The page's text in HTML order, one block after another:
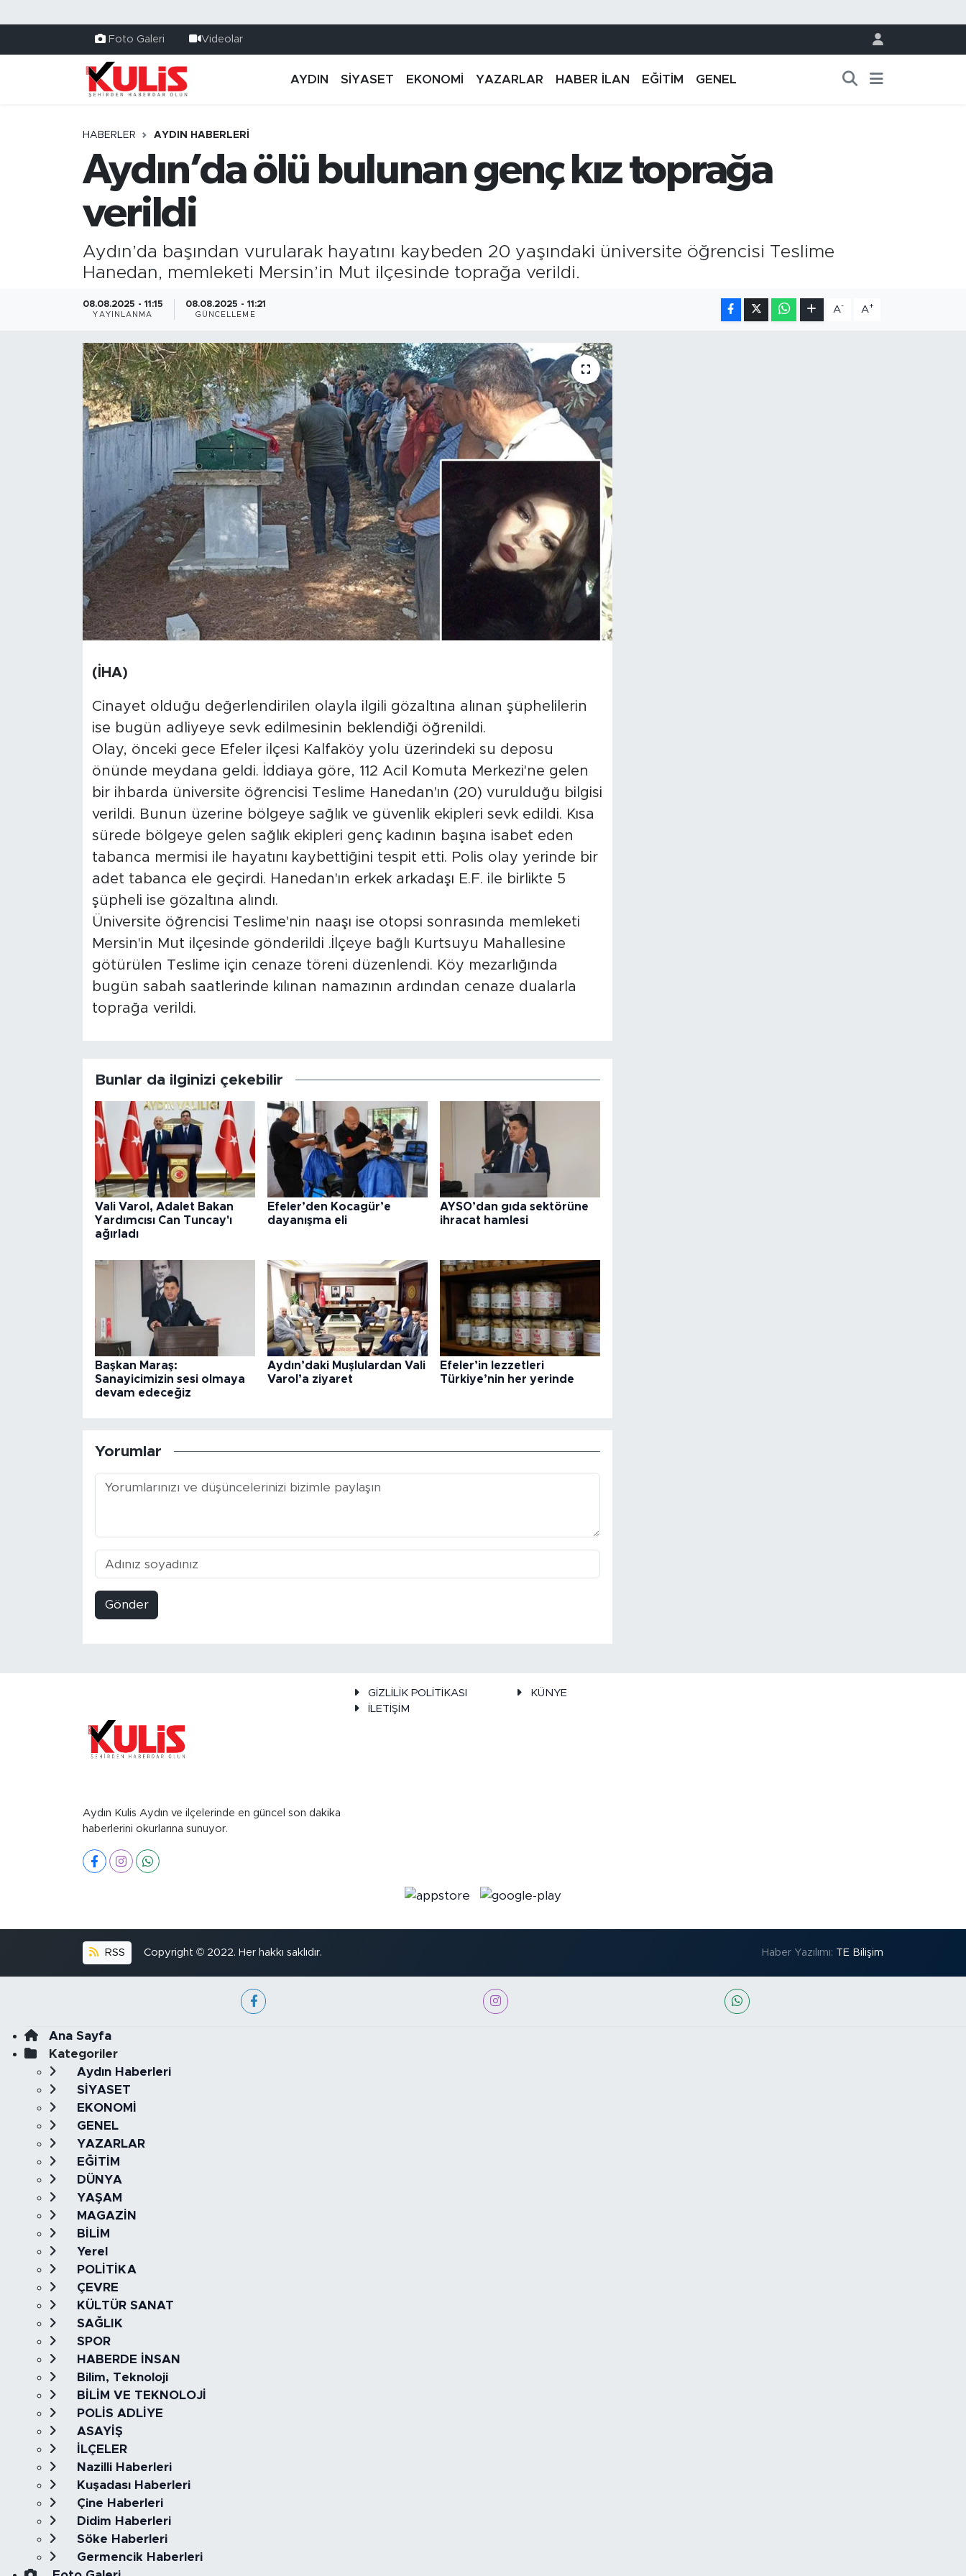
Foto Galeri Videolar
AYDIN SİYASET EKONOMİ YAZARLAR HABER İLAN EĞİTİM GENEL
HABERLER AYDIN HABERLERI
Aydın’da ölü bulunan genç kız toprağa
verildi
Aydın’da başından vurularak hayatını kaybeden 20 yaşındaki üniversite öğrencisi Teslime
Hanedan, memleketi Mersin’in Mut ilçesinde toprağa verildi.
08.08.2025 - 11:15
YAYINLANMA
08.08.2025 - 11:21
GÜNCELLEME
A- A+
(İHA)
Cinayet olduğu değerlendirilen olayla ilgili gözaltına alınan şüphelilerin
ise bugün adliyeye sevk edilmesinin beklendiği öğrenildi.
Olay, önceki gece Efeler ilçesi Kalfaköy yolu üzerindeki su deposu
önünde meydana geldi. İddiaya göre, 112 Acil Komuta Merkezi'ne gelen
bir ihbarda üniversite öğrencisi Teslime Hanedan'ın (20) vurulduğu bilgisi
verildi. Bunun üzerine bölgeye sağlık ve güvenlik ekipleri sevk edildi. Kısa
sürede bölgeye gelen sağlık ekipleri genç kadının başına isabet eden
tabanca mermisi ile hayatını kaybettiğini tespit etti. Polis olay yerinde bir
adet tabanca ele geçirdi. Hanedan'ın erkek arkadaşı E.F. ile birlikte 5
şüpheli ise gözaltına alındı.
Üniversite öğrencisi Teslime'nin naaşı ise otopsi sonrasında memleketi
Mersin'in Mut ilçesinde gönderildi .İlçeye bağlı Kurtsuyu Mahallesine
götürülen Teslime için cenaze töreni düzenlendi. Köy mezarlığında
bugün sabah saatlerinde kılınan namazının ardından cenaze dualarla
toprağa verildi.
Bunlar da ilginizi çekebilir
Vali Varol, Adalet Bakan
Yardımcısı Can Tuncay'ı
ağırladı
Efeler’den Kocagür’e
dayanışma eli
AYSO’dan gıda sektörüne
ihracat hamlesi
Başkan Maraş:
Sanayicimizin sesi olmaya
devam edeceğiz
Aydın’daki Muşlulardan Vali
Varol’a ziyaret
Efeler’in lezzetleri
Türkiye’nin her yerinde
Yorumlar
Gönder
Aydın Kulis Aydın ve ilçelerinde en güncel son dakika
haberlerini okurlarına sunuyor.
GİZLİLİK POLİTİKASI
KÜNYE
İLETİŞİM
RSS Copyright © 2022. Her hakkı saklıdır. Haber Yazılımı: TE Bilişim
Ana Sayfa
Kategoriler
Aydın Haberleri
SİYASET
EKONOMİ
GENEL
YAZARLAR
EĞİTİM
DÜNYA
YAŞAM
MAGAZİN
BİLİM
Yerel
POLİTİKA
ÇEVRE
KÜLTÜR SANAT
SAĞLIK
SPOR
HABERDE İNSAN
Bilim, Teknoloji
BİLİM VE TEKNOLOJİ
POLİS ADLİYE
ASAYİŞ
İLÇELER
Nazilli Haberleri
Kuşadası Haberleri
Çine Haberleri
Didim Haberleri
Söke Haberleri
Germencik Haberleri